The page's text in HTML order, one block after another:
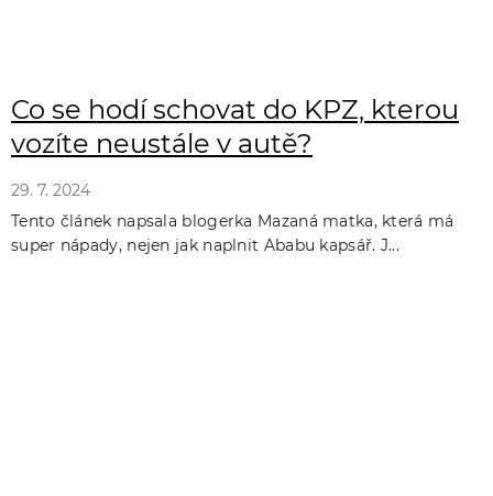
Co se hodí schovat do KPZ, kterou
vozíte neustále v autě?
29. 7. 2024
Tento článek napsala blogerka Mazaná matka, která má
super nápady, nejen jak naplnit Ababu kapsář. J...